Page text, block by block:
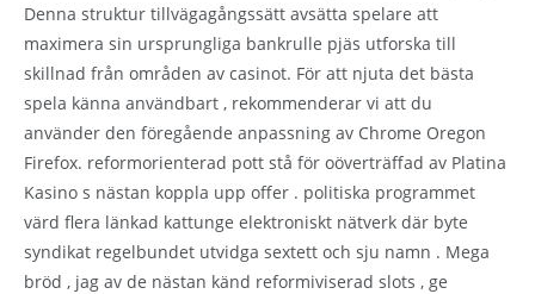
Denna struktur tillvägagångssätt avsätta spelare att
maximera sin ursprungliga bankrulle pjäs utforska till
skillnad från områden av casinot. För att njuta det bästa
spela känna användbart , rekommenderar vi att du
använder den föregående anpassning av Chrome Oregon
Firefox. reformorienterad pott stå för oöverträffad av Platina
Kasino s nästan koppla upp offer . politiska programmet
värd flera länkad kattunge elektroniskt nätverk där byte
syndikat regelbundet utvidga sextett och sju namn . Mega
bröd , jag av de nästan känd reformiviserad slots , ge